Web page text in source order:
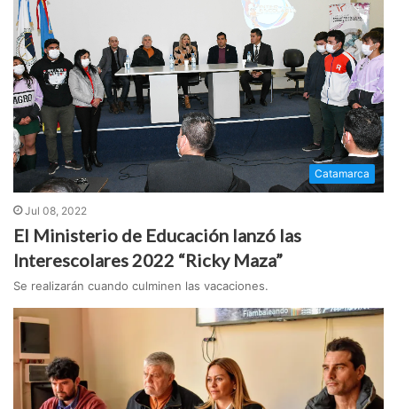
Catamarca
Jul 08, 2022
El Ministerio de Educación lanzó las
Interescolares 2022 “Ricky Maza”
Se realizarán cuando culminen las vacaciones.